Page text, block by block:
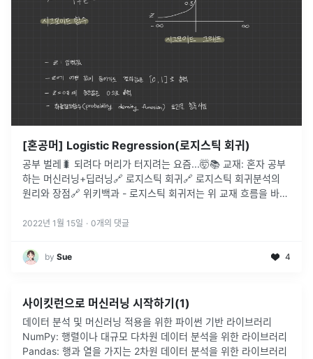
[혼공머] Logistic Regression(로지스틱 회귀)
공부 벌레🐛 되려다 머리가 터지려는 요즘...🤯📚 교재: 혼자 공부
하는 머신러닝+딥러닝🔗 로지스틱 회귀🔗 로지스틱 회귀분석의
원리와 장점🔗 위키백과 - 로지스틱 회귀저는 위 교재 흐름을 바탕
...
2022년 1월 15일 · 0개의 댓글
by Sue 4
사이킷런으로 머신러닝 시작하기(1)
데이터 분석 및 머신러닝 적용을 위한 파이썬 기반 라이브러리
NumPy: 행렬이나 대규모 다차원 데이터 분석을 위한 라이브러리
Pandas: 행과 열을 가지는 2차원 데이터 분석을 위한 라이브러리